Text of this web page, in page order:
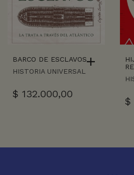
BARCO DE ESCLAVOS
HISTORIA UNIVERSAL
$ 132.000,00
$